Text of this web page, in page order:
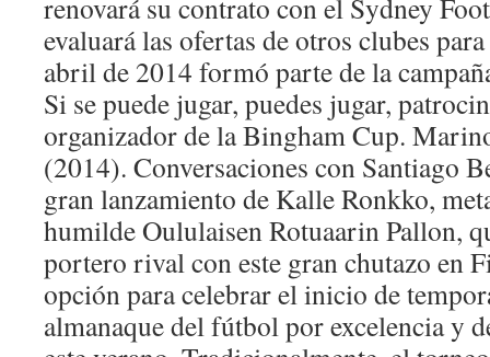
renovará su contrato con el Sydney
evaluará las ofertas de otros clubes
abril de 2014 formó parte de la
Si se puede jugar, puedes jugar,
organizador de la Bingham Cup.
(2014). Conversaciones con Santiago
gran lanzamiento de Kalle Ronkko,
humilde Oululaisen Rotuaarin Pallon,
portero rival con este gran chutazo en
opción para celebrar el inicio de
almanaque del fútbol por excelencia y